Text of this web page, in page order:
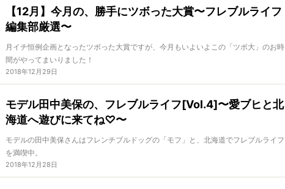
【12月】今月の、勝手にツボった大賞〜フレブルライフ
編集部厳選〜
月イチ恒例企画となったツボった大賞ですが、今月もいよいよこの「ツボ大」のお時
間がやってまいりました！
今月もたくさんの”ツボる”カワイイ子がもう絞りきれないほどにわんさか溢れていま
したよ。それでは早速発表していきたいと思います！
2018年12月29日
モデル田中美保の、フレブルライフ[Vol.4]〜愛ブヒと北
海道へ遊びに来てね♡〜
モデルの田中美保さんはフレンチブルドッグの「モフ」と、北海道でフレブルライフ
を満喫中。
他のメディアではなかなか見られない、田中美保さんとモフの日常シーンをお届けす
るFrench Bulldog Lifeでの連載！
2018年12月28日